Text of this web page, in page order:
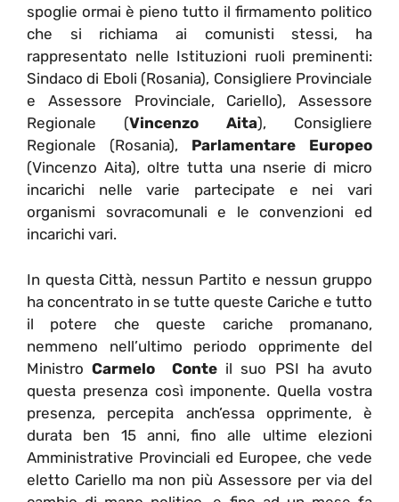
spoglie ormai è pieno tutto il firmamento politico
che si richiama ai comunisti stessi, ha
rappresentato nelle Istituzioni ruoli preminenti:
Sindaco di Eboli (Rosania), Consigliere Provinciale
e Assessore Provinciale, Cariello), Assessore
Regionale (Vincenzo Aita), Consigliere
Regionale (Rosania), Parlamentare Europeo
(Vincenzo Aita), oltre tutta una nserie di micro
incarichi nelle varie partecipate e nei vari
organismi sovracomunali e le convenzioni ed
incarichi vari.
In questa Città, nessun Partito e nessun gruppo
ha concentrato in se tutte queste Cariche e tutto
il potere che queste cariche promanano,
nemmeno nell’ultimo periodo opprimente del
MinistroCarmelo Conteil suo PSI ha avuto
questa presenza così imponente. Quella vostra
presenza, percepita anch’essa opprimente, è
durata ben 15 anni, fino alle ultime elezioni
Amministrative Provinciali ed Europee, che vede
eletto Cariello ma non più Assessore per via del